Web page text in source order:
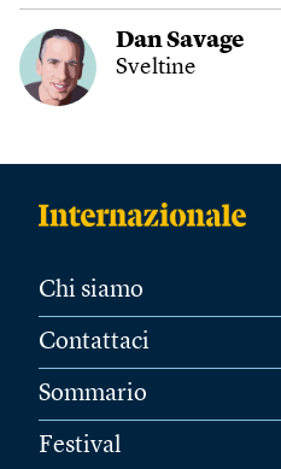
Dan Savage
Sveltine
Chi siamo
Contattaci
Sommario
Festival